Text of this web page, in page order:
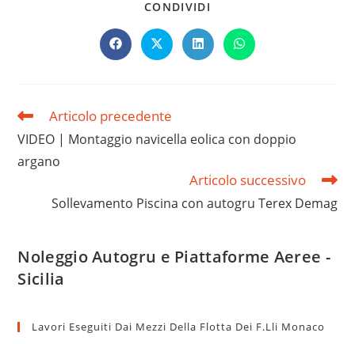
CONDIVIDI
Articolo precedente
VIDEO | Montaggio navicella eolica con doppio
argano
Articolo successivo
Sollevamento Piscina con autogru Terex Demag
Noleggio Autogru e Piattaforme Aeree -
Sicilia
Lavori Eseguiti Dai Mezzi Della Flotta Dei F.lli Monaco